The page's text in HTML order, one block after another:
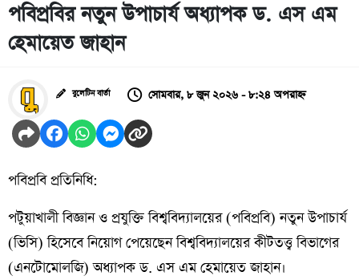
পবিপ্রবির নতুন উপাচার্য অধ্যাপক ড. এস এম
হেমায়েত জাহান
বুলেটিন বার্তা সোমবার, ৮ জুন ২০২৬ - ৮:২৪ অপরাহ্ন
পবিপ্রবি প্রতিনিধি:
পটুয়াখালী বিজ্ঞান ও প্রযুক্তি বিশ্ববিদ্যালয়ের (পবিপ্রবি) নতুন উপাচার্য
(ভিসি) হিসেবে নিয়োগ পেয়েছেন বিশ্ববিদ্যালয়ের কীটতত্ত্ব বিভাগের
(এনটোমোলজি) অধ্যাপক ড. এস এম হেমায়েত জাহান।